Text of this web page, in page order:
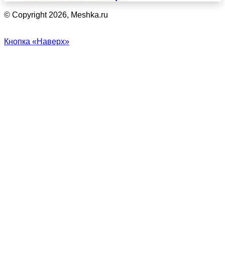
© Copyright 2026, Meshka.ru
Кнопка «Наверх»